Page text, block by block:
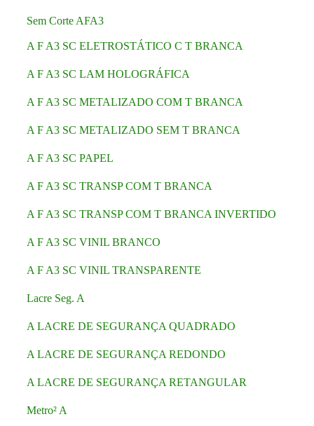
Sem Corte AFA3
A F A3 SC ELETROSTÁTICO C T BRANCA
A F A3 SC LAM HOLOGRÁFICA
A F A3 SC METALIZADO COM T BRANCA
A F A3 SC METALIZADO SEM T BRANCA
A F A3 SC PAPEL
A F A3 SC TRANSP COM T BRANCA
A F A3 SC TRANSP COM T BRANCA INVERTIDO
A F A3 SC VINIL BRANCO
A F A3 SC VINIL TRANSPARENTE
Lacre Seg. A
A LACRE DE SEGURANÇA QUADRADO
A LACRE DE SEGURANÇA REDONDO
A LACRE DE SEGURANÇA RETANGULAR
Metro² A